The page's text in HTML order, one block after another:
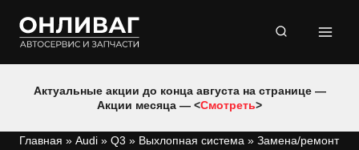
содержимому
Актуальные акции до конца августа на странице —
Акции месяца — <Смотреть>
Главная » Audi » Q3 » Выхлопная система » Замена/ремонт